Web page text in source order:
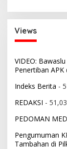
Views
VIDEO:
Penertiban
Indeks Berita -
REDAKSI -
PEDOMAN
Pengumuman
Tambahan di